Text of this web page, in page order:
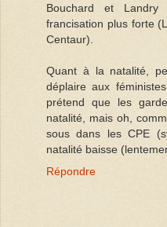
Bouchard et
francisation plus forte
Centaur).
Quant à la natalité,
déplaire aux
prétend que les
natalité, mais oh,
sous dans les CPE
natalité baisse
Répondre